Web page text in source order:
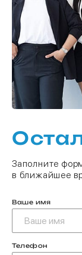
Заполните
в ближайшее
Ваше имя
Телефон